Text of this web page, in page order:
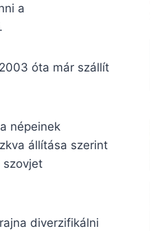
a
óta már szállít
népeinek
állítása szerint
szovjet
diverzifikálni